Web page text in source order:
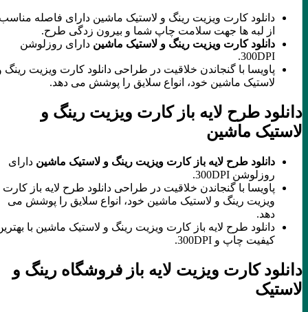
دانلود کارت ویزیت رینگ و لاستیک ماشین دارای فاصله مناسب
از لبه ها جهت سلامت چاپ شما و بیرون زدگی طرح.
دانلود کارت ویزیت رینگ و لاستیک ماشیندارای روزلوشن
300DPI.
پاویسا با گنجاندن خلاقیت در طراحی دانلود کارت ویزیت رینگ و
لاستیک ماشین خود، انواع سلایق را پوشش می دهد.
دانلود طرح لایه باز کارت ویزیت رینگ و
لاستیک ماشین
دانلود طرح لایه باز کارت ویزیت رینگ و لاستیک ماشیندارای
روزلوشن 300DPI.
پاویسا با گنجاندن خلاقیت در طراحی دانلود طرح لایه باز کارت
ویزیت رینگ و لاستیک ماشین خود، انواع سلایق را پوشش می
دهد.
دانلود طرح لایه باز کارت ویزیت رینگ و لاستیک ماشین با بهترین
کیفیت چاپ و 300DPI.
دانلود کارت ویزیت لایه باز فروشگاه رینگ و
لاستیک